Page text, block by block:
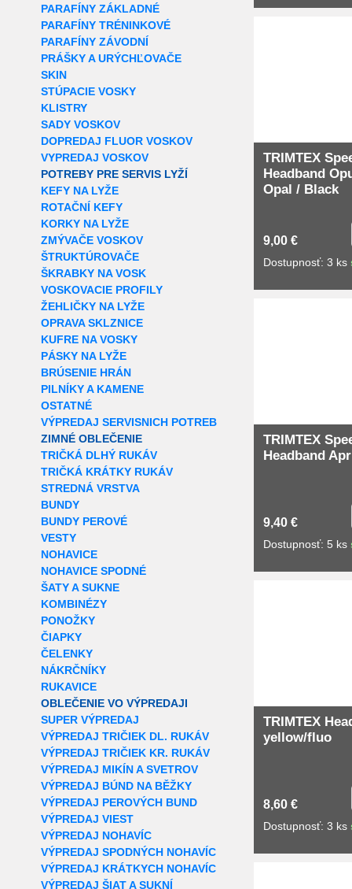
PARAFÍNY ZÁKLADNÉ
PARAFÍNY TRÉNINKOVÉ
PARAFÍNY ZÁVODNÍ
PRÁŠKY A URÝCHĽOVAČE
SKIN
STÚPACIE VOSKY
KLISTRY
SADY VOSKOV
DOPREDAJ FLUOR VOSKOV
VYPREDAJ VOSKOV
POTREBY PRE SERVIS LYŽÍ
KEFY NA LYŽE
ROTAČNÍ KEFY
KORKY NA LYŽE
ZMÝVAČE VOSKOV
ŠTRUKTÚROVAČE
ŠKRABKY NA VOSK
VOSKOVACIE PROFILY
ŽEHLIČKY NA LYŽE
OPRAVA SKLZNICE
KUFRE NA VOSKY
PÁSKY NA LYŽE
BRÚSENIE HRÁN
PILNÍKY A KAMENE
OSTATNÉ
VÝPREDAJ SERVISNICH POTREB
ZIMNÉ OBLEČENIE
TRIČKÁ DLHÝ RUKÁV
TRIČKÁ KRÁTKY RUKÁV
STREDNÁ VRSTVA
BUNDY
BUNDY PEROVÉ
VESTY
NOHAVICE
NOHAVICE SPODNÉ
ŠATY A SUKNE
KOMBINÉZY
PONOŽKY
ČIAPKY
ČELENKY
NÁKRČNÍKY
RUKAVICE
OBLEČENIE VO VÝPREDAJI
SUPER VÝPREDAJ
VÝPREDAJ TRIČIEK DL. RUKÁV
VÝPREDAJ TRIČIEK KR. RUKÁV
VÝPREDAJ MIKÍN A SVETROV
VÝPREDAJ BÚND NA BĚŽKY
VÝPREDAJ PEROVÝCH BUND
VÝPREDAJ VIEST
VÝPREDAJ NOHAVÍC
VÝPREDAJ SPODNÝCH NOHAVÍC
VÝPREDAJ KRÁTKYCH NOHAVÍC
VÝPREDAJ ŠIAT A SUKNÍ
TRIMTEX
Headband
Opal / Black
9,00 €
Dostupnosť: 3 ks
TRIMTEX
Headband
9,40 €
Dostupnosť: 5 ks
TRIMTEX
yellow/fluo
8,60 €
Dostupnosť: 3 ks